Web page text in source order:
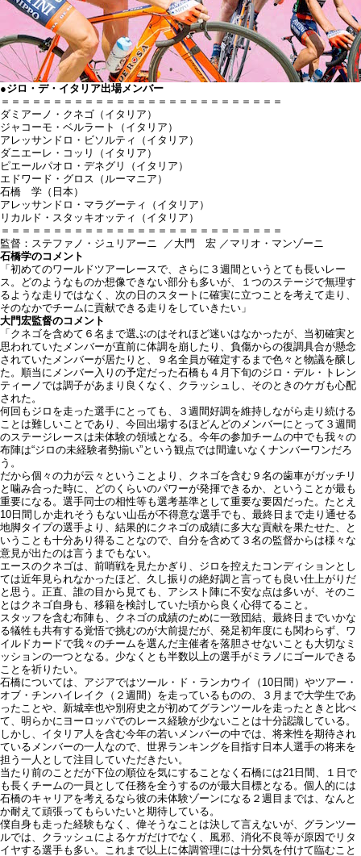
●ジロ・デ・イタリア出場メンバー
＝＝＝＝＝＝＝＝＝＝＝＝＝＝＝＝＝＝＝＝＝＝＝＝＝＝＝
ダミアーノ・クネゴ（イタリア）
ジャコーモ・ベルラート（イタリア）
アレッサンドロ・ビソルティ（イタリア）
ダニエーレ・コッリ（イタリア）
ピエールパオロ・デネグリ（イタリア）
エドワード・グロス（ルーマニア）
石橋 学（日本）
アレッサンドロ・マラグーティ（イタリア）
リカルド・スタッキオッティ（イタリア）
＝＝＝＝＝＝＝＝＝＝＝＝＝＝＝＝＝＝＝＝＝＝＝＝＝＝＝
監督：ステファノ・ジュリアーニ ／大門 宏 ／マリオ・マンゾーニ
石橋学のコメント
「初めてのワールドツアーレースで、さらに３週間というとても長いレー
ス。どのようなものか想像できない部分も多いが、１つのステージで無理す
るような走りではなく、次の日のスタートに確実に立つことを考えて走り、
そのなかでチームに貢献できる走りをしていきたい」
大門宏監督のコメント
「クネゴを含めて６名まで選ぶのはそれほど迷いはなかったが、当初確実と
思われていたメンバーが直前に体調を崩したり、負傷からの復調具合が懸念
されていたメンバーが居たりと、９名全員が確定するまで色々と物議を醸し
た。順当にメンバー入りの予定だった石橋も４月下旬のジロ・デル・トレン
ティーノでは調子があまり良くなく、クラッシュし、そのときのケガも心配
された。
何回もジロを走った選手にとっても、３週間好調を維持しながら走り続ける
ことは難しいことであり、今回出場するほどんどのメンバーにとって３週間
のステージレースは未体験の領域となる。今年の参加チームの中でも我々の
布陣は“ジロの未経験者勢揃い”という観点では間違いなくナンバーワンだろ
う。
だから個々の力が云々ということより、クネゴを含む９名の歯車がガッチリ
と噛み合った時に、どのくらいのパワーが発揮できるか、ということが最も
重要になる。選手同士の相性等も選考基準として重要な要因だった。たとえ
10日間しか走れそうもない山岳が不得意な選手でも、最終日まで走り通せる
地脚タイプの選手より、結果的にクネゴの成績に多大な貢献を果たせた、と
いうことも十分あり得ることなので、自分を含めて３名の監督からは様々な
意見が出たのは言うまでもない。
エースのクネゴは、前哨戦を見たかぎり、ジロを控えたコンディションとし
ては近年見られなかったほど、久し振りの絶好調と言っても良い仕上がりだ
と思う。正直、誰の目から見ても、アシスト陣に不安な点は多いが、そのこ
とはクネゴ自身も、移籍を検討していた頃から良く心得てること。
スタッフを含む布陣も、クネゴの成績のために一致団結、最終日までいかな
る犠牲も共有する覚悟で挑むのが大前提だが、発足初年度にも関わらず、ワ
イルドカードで我々のチームを選んだ主催者を落胆させないことも大切なミ
ッションの一つとなる。少なくとも半数以上の選手がミラノにゴールできる
ことを祈りたい。
石橋については、アジアではツール・ド・ランカウイ（10日間）やツアー・
オブ・チンハイレイク（２週間）を走っているものの、３月まで大学生であ
ったことや、新城幸也や別府史之が初めてグランツールを走ったときと比べ
て、明らかにヨーロッパでのレース経験が少ないことは十分認識している。
しかし、イタリア人を含む今年の若いメンバーの中では、将来性を期待され
ているメンバーの一人なので、世界ランキングを目指す日本人選手の将来を
担う一人として注目していただきたい。
当たり前のことだが下位の順位を気にすることなく石橋には21日間、１日で
も長くチームの一員として任務を全うするのが最大目標となる。個人的には
石橋のキャリアを考えるなら彼の未体験ゾーンになる２週目までは、なんと
か耐えて頑張ってもらいたいと期待している。
僕自身も走った経験もなく、偉そうなことは決して言えないが、グランツー
ルでは、クラッシュによるケガだけでなく、風邪、消化不良等が原因でリタ
イヤする選手も多い。これまで以上に体調管理には十分気を付けて臨むこと